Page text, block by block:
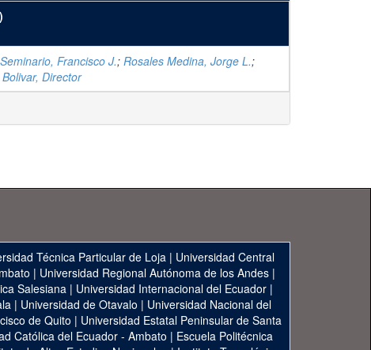
Francisco J.; Rosales Medina, Jorge L.;
Director
Técnica Particular de Loja | Universidad Central
| Universidad Regional Autónoma de los Andes|
Salesiana| Universidad Internacional del Ecuador|
| Universidad de Otavalo | Universidad Nacional del
de Quito | Universidad Estatal Peninsular de Santa
Católica del Ecuador - Ambato | Escuela Politécnica